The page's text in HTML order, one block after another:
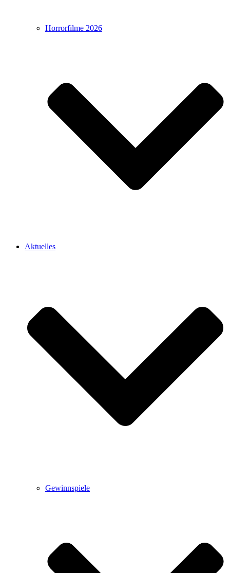
Horrorfilme 2026
Aktuelles
Gewinnspiele